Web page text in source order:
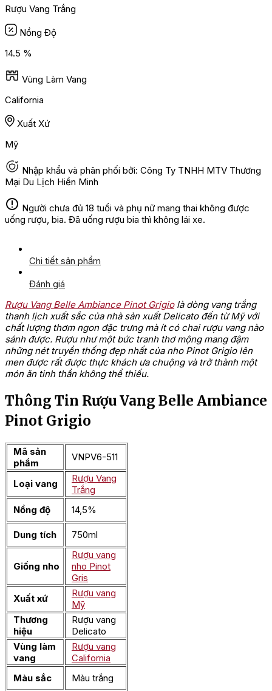
Rượu Vang Trắng
Nồng Độ
14.5 %
Vùng Làm Vang
California
Xuất Xứ
Mỹ
Nhập khẩu và phân phối bởi: Công Ty TNHH MTV Thương
Mại Du Lịch Hiền Minh
Người chưa đủ 18 tuổi và phụ nữ mang thai không được
uống rượu, bia. Đã uống rượu bia thì không lái xe.
Chi tiết sản phẩm
Đánh giá
Rượu Vang Belle Ambiance Pinot Grigiolà dòng vang trắng
thanh lịch xuất sắc của nhà sản xuất Delicato đến từ Mỹ với
chất lượng thơm ngon đặc trưng mà ít có chai rượu vang nào
sánh được. Rượu như một bức tranh thơ mộng mang đậm
những nét truyền thống đẹp nhất của nho Pinot Grigio lên
men được rất được thực khách ưa chuộng và trở thành một
món ăn tinh thần không thể thiếu.
Thông Tin Rượu Vang Belle Ambiance
Pinot Grigio
Mã sản
phẩm
VNPV6-511
Loại vang
Rượu Vang
Trắng
Nồng độ
14,5%
Dung tích 750ml
Giống nho
Rượu vang
nho Pinot
Gris
Xuất xứ
Rượu vang
Mỹ
Thương
hiệu
Rượu vang
Delicato
Vùng làm
vang
Rượu vang
California
Màu sắc
Màu trắng